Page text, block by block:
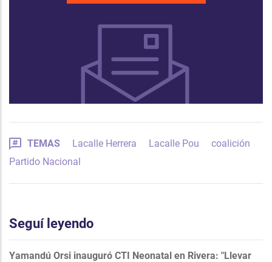
TEMAS Lacalle Herrera Lacalle Pou
coalición
Partido Nacional
Seguí leyendo
Yamandú Orsi inauguró CTI Neonatal en Rivera: "Llevar